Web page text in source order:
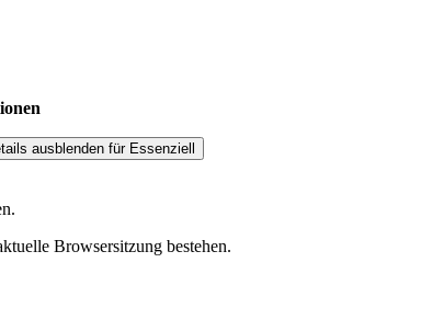
ausblenden für Essenziell
Browsersitzung bestehen.